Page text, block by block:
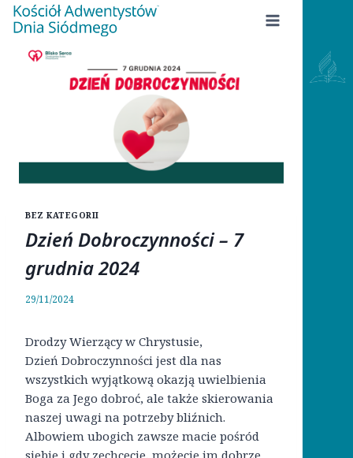
Przejdź
treści
BEZ KATEGORII
Dzień Dobroczynności – 7
grudnia 2024
29/11/2024
Drodzy Wierzący w Chrystusie,
Dzień Dobroczynności jest dla nas
wszystkich wyjątkową okazją uwielbienia
Boga za Jego dobroć, ale także skierowania
naszej uwagi na potrzeby bliźnich.
Albowiem ubogich zawsze macie pośród